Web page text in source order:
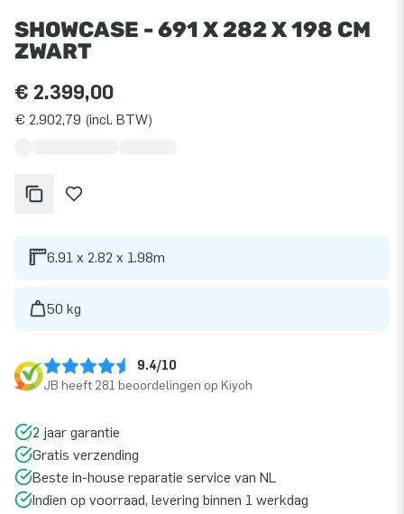
SHOWCASE - 691 X 282 X 198 CM
ZWART
€ 2.399,00
€ 2.902,79 (incl. BTW)
6.91 x 2.82 x 1.98m
50 kg
9.4/10
JB heeft 281 beoordelingen op Kiyoh
2 jaar garantie
Gratis verzending
Beste in-house reparatie service van NL
Indien op voorraad, levering binnen 1 werkdag